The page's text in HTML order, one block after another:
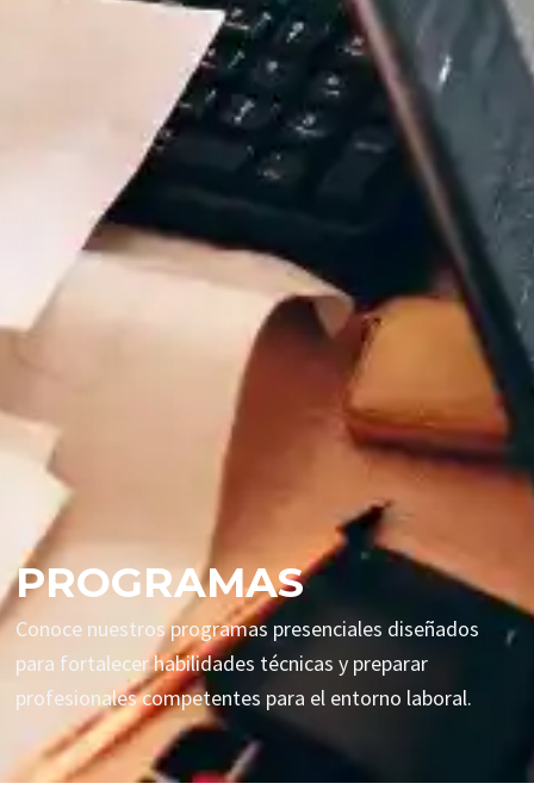
PROGRAMAS
Conoce nuestros programas presenciales diseñados
para fortalecer habilidades técnicas y preparar
profesionales competentes para el entorno laboral.